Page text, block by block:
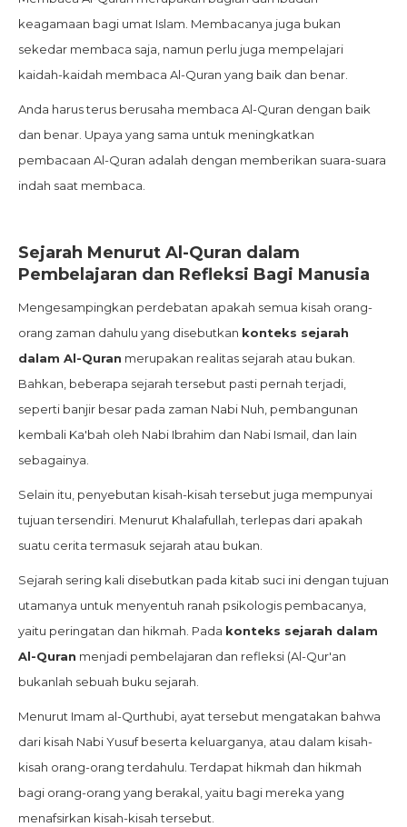
keagamaan bagi umat Islam. Membacanya juga bukan
sekedar membaca saja, namun perlu juga mempelajari
kaidah-kaidah membaca Al-Quran yang baik dan benar.
Anda harus terus berusaha membaca Al-Quran dengan baik
dan benar. Upaya yang sama untuk meningkatkan
pembacaan Al-Quran adalah dengan memberikan suara-suara
indah saat membaca.
Sejarah Menurut Al-Quran dalam
Pembelajaran dan Refleksi Bagi Manusia
Mengesampingkan perdebatan apakah semua kisah orang-
orang zaman dahulu yang disebutkan konteks sejarah
dalam Al-Quran merupakan realitas sejarah atau bukan.
Bahkan, beberapa sejarah tersebut pasti pernah terjadi,
seperti banjir besar pada zaman Nabi Nuh, pembangunan
kembali Ka'bah oleh Nabi Ibrahim dan Nabi Ismail, dan lain
sebagainya.
Selain itu, penyebutan kisah-kisah tersebut juga mempunyai
tujuan tersendiri. Menurut Khalafullah, terlepas dari apakah
suatu cerita termasuk sejarah atau bukan.
Sejarah sering kali disebutkan pada kitab suci ini dengan tujuan
utamanya untuk menyentuh ranah psikologis pembacanya,
yaitu peringatan dan hikmah. Pada konteks sejarah dalam
Al-Quran menjadi pembelajaran dan refleksi (Al-Qur'an
bukanlah sebuah buku sejarah.
Menurut Imam al-Qurthubi, ayat tersebut mengatakan bahwa
dari kisah Nabi Yusuf beserta keluarganya, atau dalam kisah-
kisah orang-orang terdahulu. Terdapat hikmah dan hikmah
bagi orang-orang yang berakal, yaitu bagi mereka yang
menafsirkan kisah-kisah tersebut.